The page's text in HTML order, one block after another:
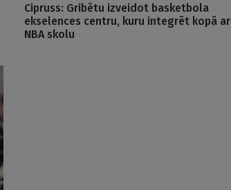
Cipruss: Gribētu izveidot basketbola
ekselences centru, kuru integrēt kopā ar
NBA skolu